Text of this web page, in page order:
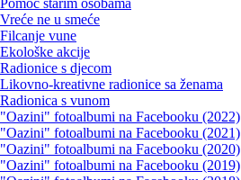
Pomoć starim osobama
Vreće ne u smeće
Filcanje vune
Ekološke akcije
Radionice s djecom
Likovno-kreativne radionice sa ženama
Radionica s vunom
"Oazini" fotoalbumi na Facebooku (2022)
"Oazini" fotoalbumi na Facebooku (2021)
"Oazini" fotoalbumi na Facebooku (2020)
"Oazini" fotoalbumi na Facebooku (2019)